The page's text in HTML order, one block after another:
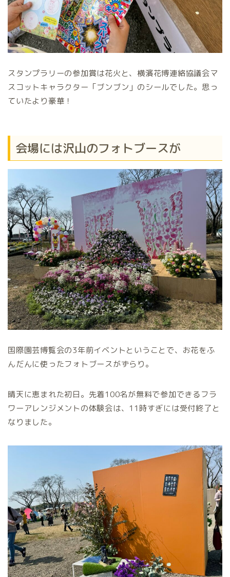
スタンプラリーの参加賞は花火と、横濱花博連絡協議会マ
スコットキャラクター「ブンブン」のシールでした。思っ
ていたより豪華！
会場には沢山のフォトブースが
国際園芸博覧会の3年前イベントということで、お花をふ
んだんに使ったフォトブースがずらり。
晴天に恵まれた初日。先着100名が無料で参加できるフラ
ワーアレンジメントの体験会は、11時すぎには受付終了と
なりました。